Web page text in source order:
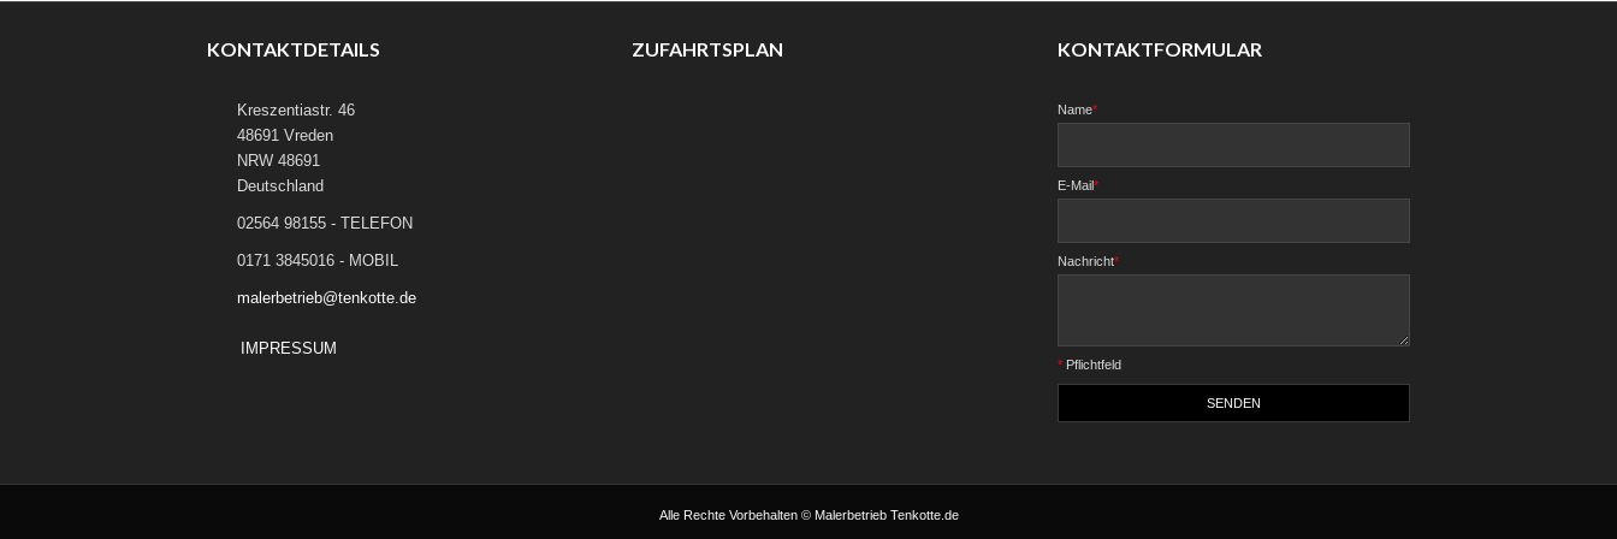
KONTAKTDETAILS
Kreszentiastr. 46
48691 Vreden
NRW 48691
Deutschland
02564 98155 - TELEFON
0171 3845016 - MOBIL
malerbetrieb@tenkotte.de
IMPRESSUM
ZUFAHRTSPLAN KONTAKTFORMULAR
Name*
E-Mail*
Nachricht*
*Pflichtfeld
Alle Rechte Vorbehalten © Malerbetrieb Tenkotte.de